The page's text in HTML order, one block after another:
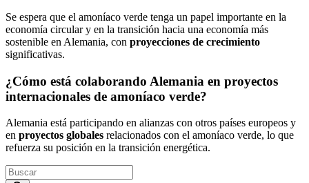
Se espera que el amoníaco verde tenga un papel importante en la
economía circular y en la transición hacia una economía más
sostenible en Alemania, con proyecciones de crecimiento
significativas.
¿Cómo está colaborando Alemania en proyectos
internacionales de amoníaco verde?
Alemania está participando en alianzas con otros países europeos y
en proyectos globales relacionados con el amoníaco verde, lo que
refuerza su posición en la transición energética.